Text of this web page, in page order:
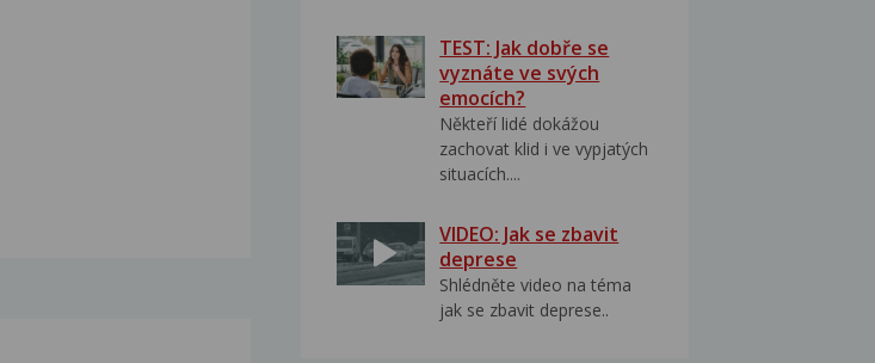
TEST: Jak dobře se
vyznáte ve svých
emocích?
Někteří lidé dokážou
zachovat klid i ve vypjatých
situacích....
VIDEO: Jak se zbavit
deprese
Shlédněte video na téma
jak se zbavit deprese..